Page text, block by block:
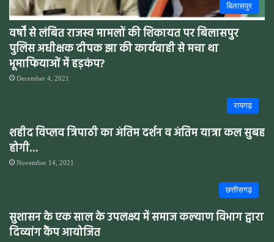
बिलासपुर
वर्षों से लंबित राजस्व मामलों की शिकायत पर बिलासपुर
पुलिस अधीक्षक दीपक झा की कार्यवाही से मचा था
भूमाफियाओं में हड़कंप?
December 4, 2021
रायगढ़
शहीद विप्लव त्रिपाठी का अंतिम दर्शन व अंतिम यात्रा कल सुबह
होगी…
November 14, 2021
छत्तीसगढ़
सुशासन के एक साल के उपलक्ष्य में समाज कल्याण विभाग द्वारा
दिव्यांग कैंप आयोजित